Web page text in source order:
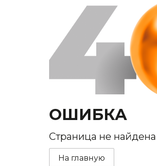
ОШИБКА
Страница не найдена
На главную